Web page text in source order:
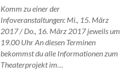
Komm zu einer der
Infoveranstaltungen: Mi., 15. März
2017 / Do., 16. März 2017 jeweils um
19.00 Uhr An diesen Terminen
bekommst du alle Informationen zum
Theaterprojekt im…